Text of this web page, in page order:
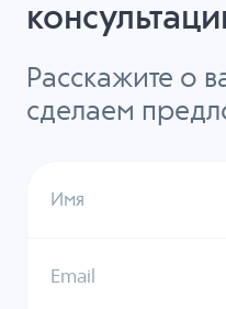
Расскажите о
сделаем
Имя
Email